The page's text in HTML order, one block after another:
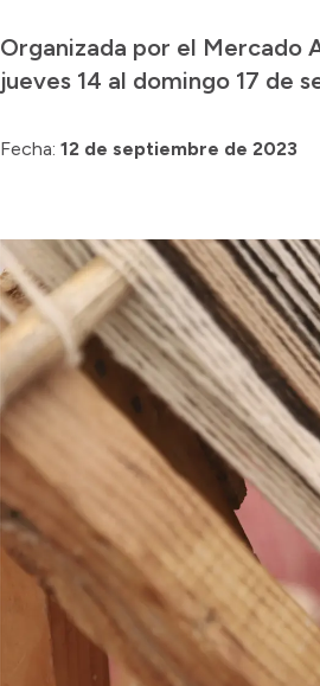
Organizada por el Mercado
jueves 14 al domingo 17 de
Fecha: 12 de septiembre de 2023